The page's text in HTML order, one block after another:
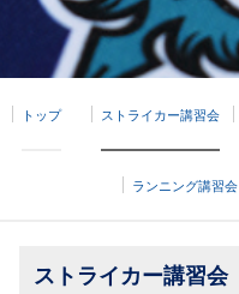
トップ ストライカー講習会
ランニング講習会
ストライカー講習会